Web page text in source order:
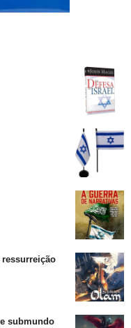
submundo